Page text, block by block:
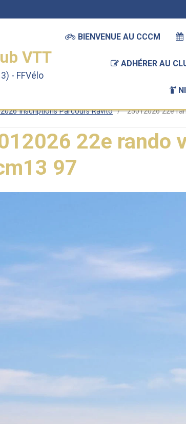
VTT
- FFVélo
BIENVENUE AU CCCM
ADHÉRER AU
Inscriptions Parcours Ravito 25012026 22e
22e rando
97